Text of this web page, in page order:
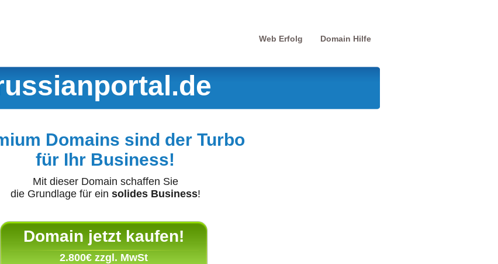
Web Erfolg Domain Hilfe
Domains sind der Turbo
für Ihr Business!
Mit dieser Domain schaffen Sie
die Grundlage für ein solides Business!
Domain jetzt kaufen!
2.800€ zzgl. MwSt